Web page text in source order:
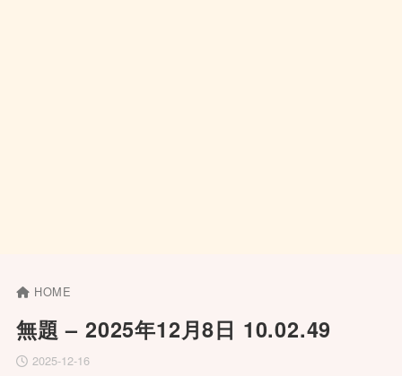
HOME
無題 – 2025年12月8日 10.02.49
2025-12-16